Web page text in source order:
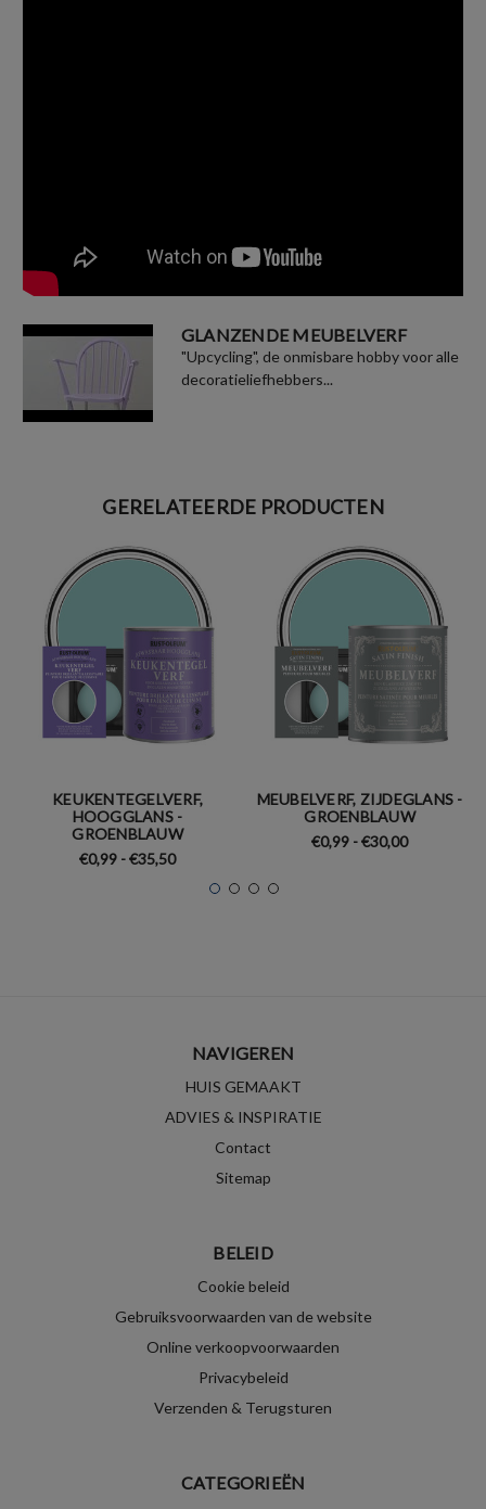
GLANZENDE MEUBELVERF
"Upcycling", de onmisbare hobby voor alle
decoratieliefhebbers...
GERELATEERDE PRODUCTEN
KEUKENTEGELVERF,
HOOGGLANS -
GROENBLAUW
€0,99 - €35,50
MEUBELVERF, ZIJDEGLANS -
GROENBLAUW
€0,99 - €30,00
NAVIGEREN
HUIS GEMAAKT
ADVIES & INSPIRATIE
Contact
Sitemap
BELEID
Cookie beleid
Gebruiksvoorwaarden van de website
Online verkoopvoorwaarden
Privacybeleid
Verzenden & Terugsturen
CATEGORIEËN